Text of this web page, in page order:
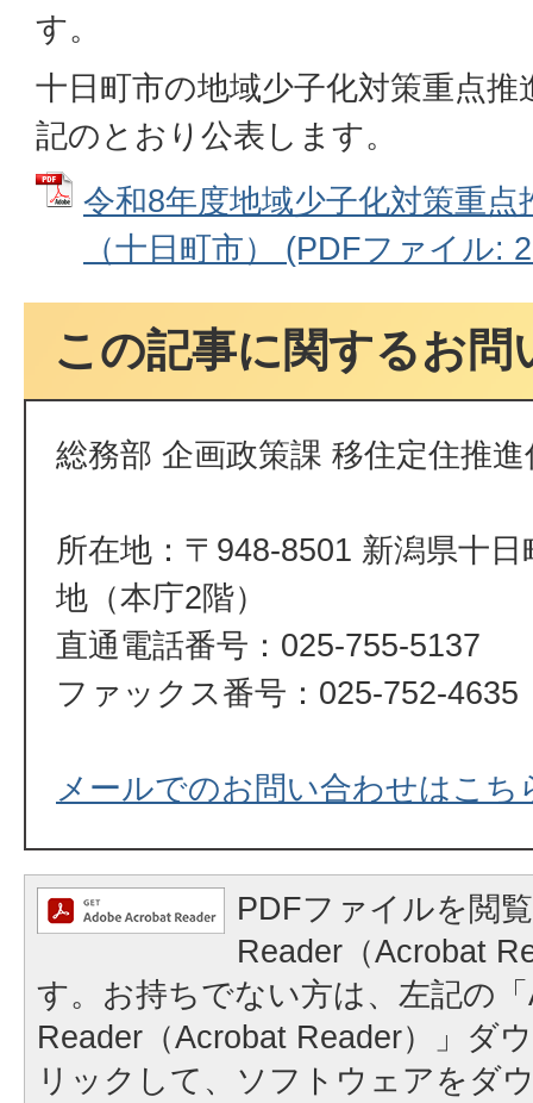
す。
十日町市の地域少子化対策重点
記のとおり公表します。
令和8年度地域少子化対策重点
（十日町市） (PDFファイル:
この記事に関するお問
総務部 企画政策課 移住定住推進
所在地：〒948-8501 新潟県十
地（本庁2階）
直通電話番号：025-755-5137
ファックス番号：025-752-4635
メールでのお問い合わせはこち
PDFファイルを閲
Reader（Acrobat
す。お持ちでない方は、左記の
Reader（Acrobat Reader）」ダ
リックして、ソフトウェアをダ